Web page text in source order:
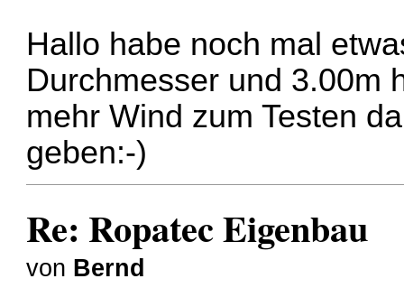
Hallo habe noch mal
Durchmesser und 3.00m
mehr Wind zum Testen
geben:-)
Re: Ropatec Eigenbau
von Bernd